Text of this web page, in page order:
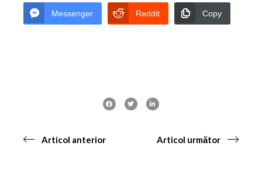
Messenger Reddit Copy
Articol anterior Articol următor